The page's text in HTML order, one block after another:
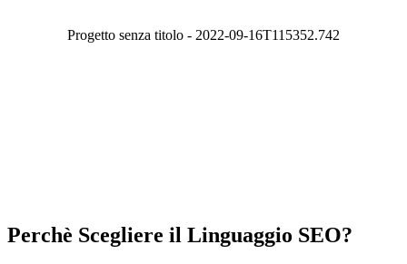
Progetto senza titolo - 2022-09-16T115352.742
Perchè Scegliere il Linguaggio SEO?